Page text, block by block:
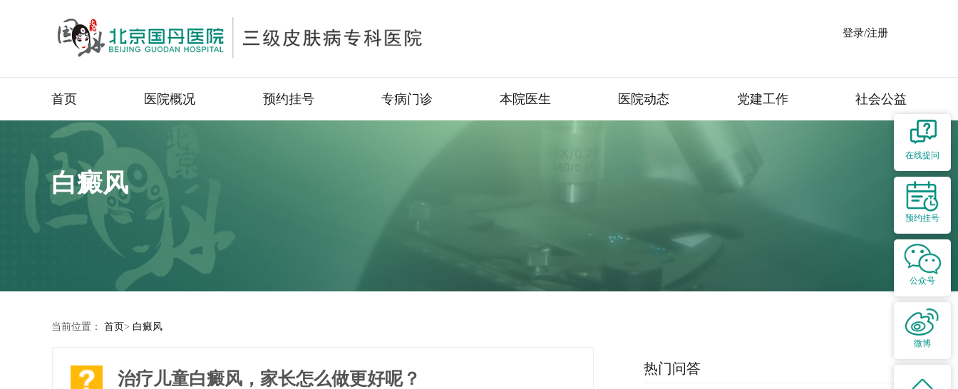
登录/注册
首页 医院概况 预约挂号 专病门诊 本院医生 医院动态 党建工作 社会公益
白癜风
当前位置： 首页> 白癜风
治疗儿童白癜风，家长怎么做更好呢？
热门问答
在线提问
预约挂号
公众号
微博